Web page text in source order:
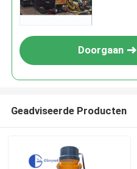
Doorgaan
Geadviseerde Producten